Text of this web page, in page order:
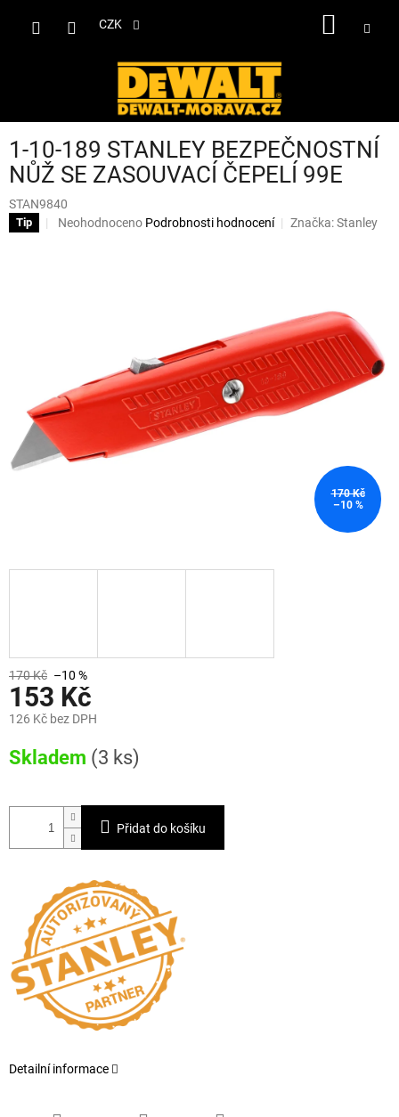
CZK
1-10-189 STANLEY BEZPEČNOSTNÍ
NŮŽ SE ZASOUVACÍ ČEPELÍ 99E
STAN9840
Tip
Průměrné
Neohodnoceno Podrobnosti hodnocení Značka:Stanley
170 Kč
–10 %
170 Kč –10 %
153 Kč
126 Kč bez DPH
cena:
Skladem (3 ks)
Přidat do košíku
Detailní informace